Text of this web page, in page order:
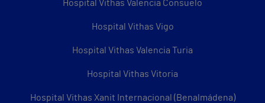
Hospital Vithas Valencia Consuelo
Hospital Vithas Vigo
Hospital Vithas Valencia Turia
Hospital Vithas Vitoria
Hospital Vithas Xanit Internacional (Benalmádena)